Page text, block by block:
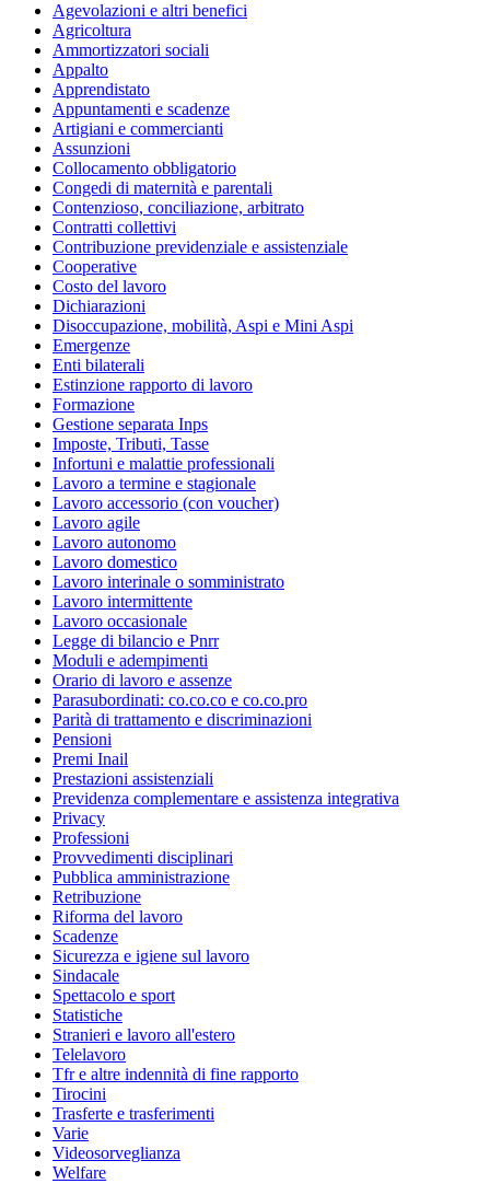
Agevolazioni e altri benefici
Agricoltura
Ammortizzatori sociali
Appalto
Apprendistato
Appuntamenti e scadenze
Artigiani e commercianti
Assunzioni
Collocamento obbligatorio
Congedi di maternità e parentali
Contenzioso, conciliazione, arbitrato
Contratti collettivi
Contribuzione previdenziale e assistenziale
Cooperative
Costo del lavoro
Dichiarazioni
Disoccupazione, mobilità, Aspi e Mini Aspi
Emergenze
Enti bilaterali
Estinzione rapporto di lavoro
Formazione
Gestione separata Inps
Imposte, Tributi, Tasse
Infortuni e malattie professionali
Lavoro a termine e stagionale
Lavoro accessorio (con voucher)
Lavoro agile
Lavoro autonomo
Lavoro domestico
Lavoro interinale o somministrato
Lavoro intermittente
Lavoro occasionale
Legge di bilancio e Pnrr
Moduli e adempimenti
Orario di lavoro e assenze
Parasubordinati: co.co.co e co.co.pro
Parità di trattamento e discriminazioni
Pensioni
Premi Inail
Prestazioni assistenziali
Previdenza complementare e assistenza integrativa
Privacy
Professioni
Provvedimenti disciplinari
Pubblica amministrazione
Retribuzione
Riforma del lavoro
Scadenze
Sicurezza e igiene sul lavoro
Sindacale
Spettacolo e sport
Statistiche
Stranieri e lavoro all'estero
Telelavoro
Tfr e altre indennità di fine rapporto
Tirocini
Trasferte e trasferimenti
Varie
Videosorveglianza
Welfare